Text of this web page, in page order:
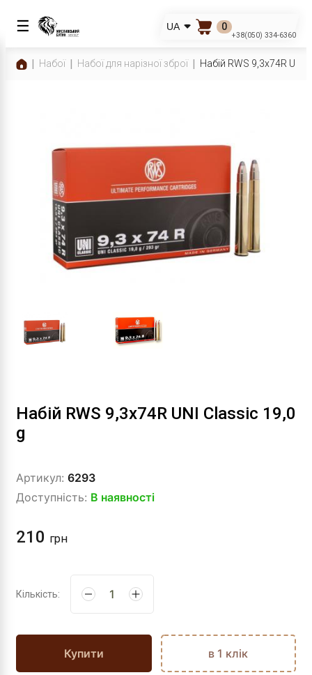
☰ UA 0
+38(050) 334-6360
Набої Набої для нарізної зброї Набій RWS 9,3x74R UNI
Набій RWS 9,3x74R UNI Classic 19,0
g
Артикул: 6293
Доступність: В наявності
210 грн
Кількість:
Купити в 1 клік